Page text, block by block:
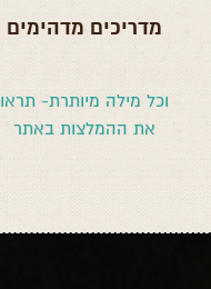
מדריכים מדהימים
וכל מילה מיותרת- תראו
את ההמלצות באתר